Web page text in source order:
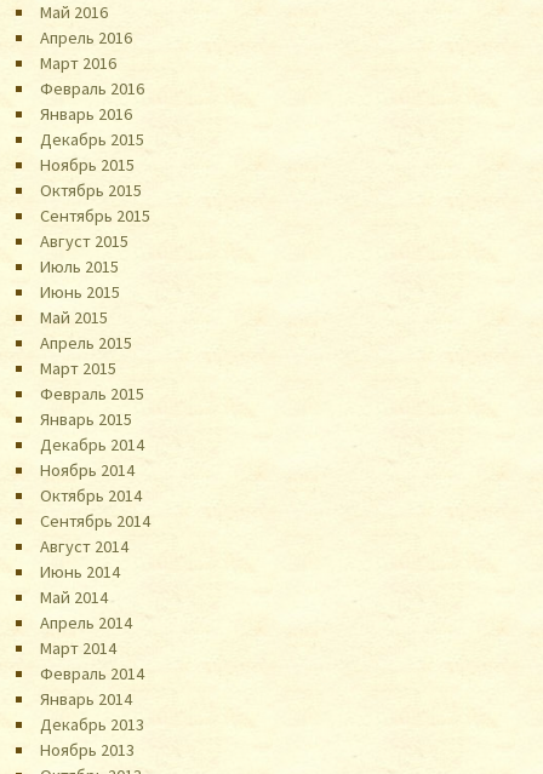
Май 2016
Апрель 2016
Март 2016
Февраль 2016
Январь 2016
Декабрь 2015
Ноябрь 2015
Октябрь 2015
Сентябрь 2015
Август 2015
Июль 2015
Июнь 2015
Май 2015
Апрель 2015
Март 2015
Февраль 2015
Январь 2015
Декабрь 2014
Ноябрь 2014
Октябрь 2014
Сентябрь 2014
Август 2014
Июнь 2014
Май 2014
Апрель 2014
Март 2014
Февраль 2014
Январь 2014
Декабрь 2013
Ноябрь 2013